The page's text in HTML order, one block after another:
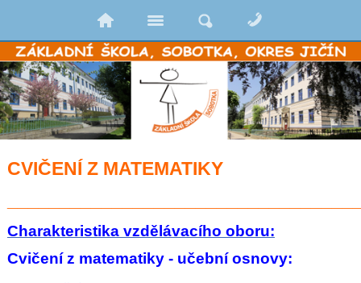
CVIČENÍ Z MATEMATIKY
Charakteristika vzdělávacího oboru:
Cvičení z matematiky - učební osnovy: